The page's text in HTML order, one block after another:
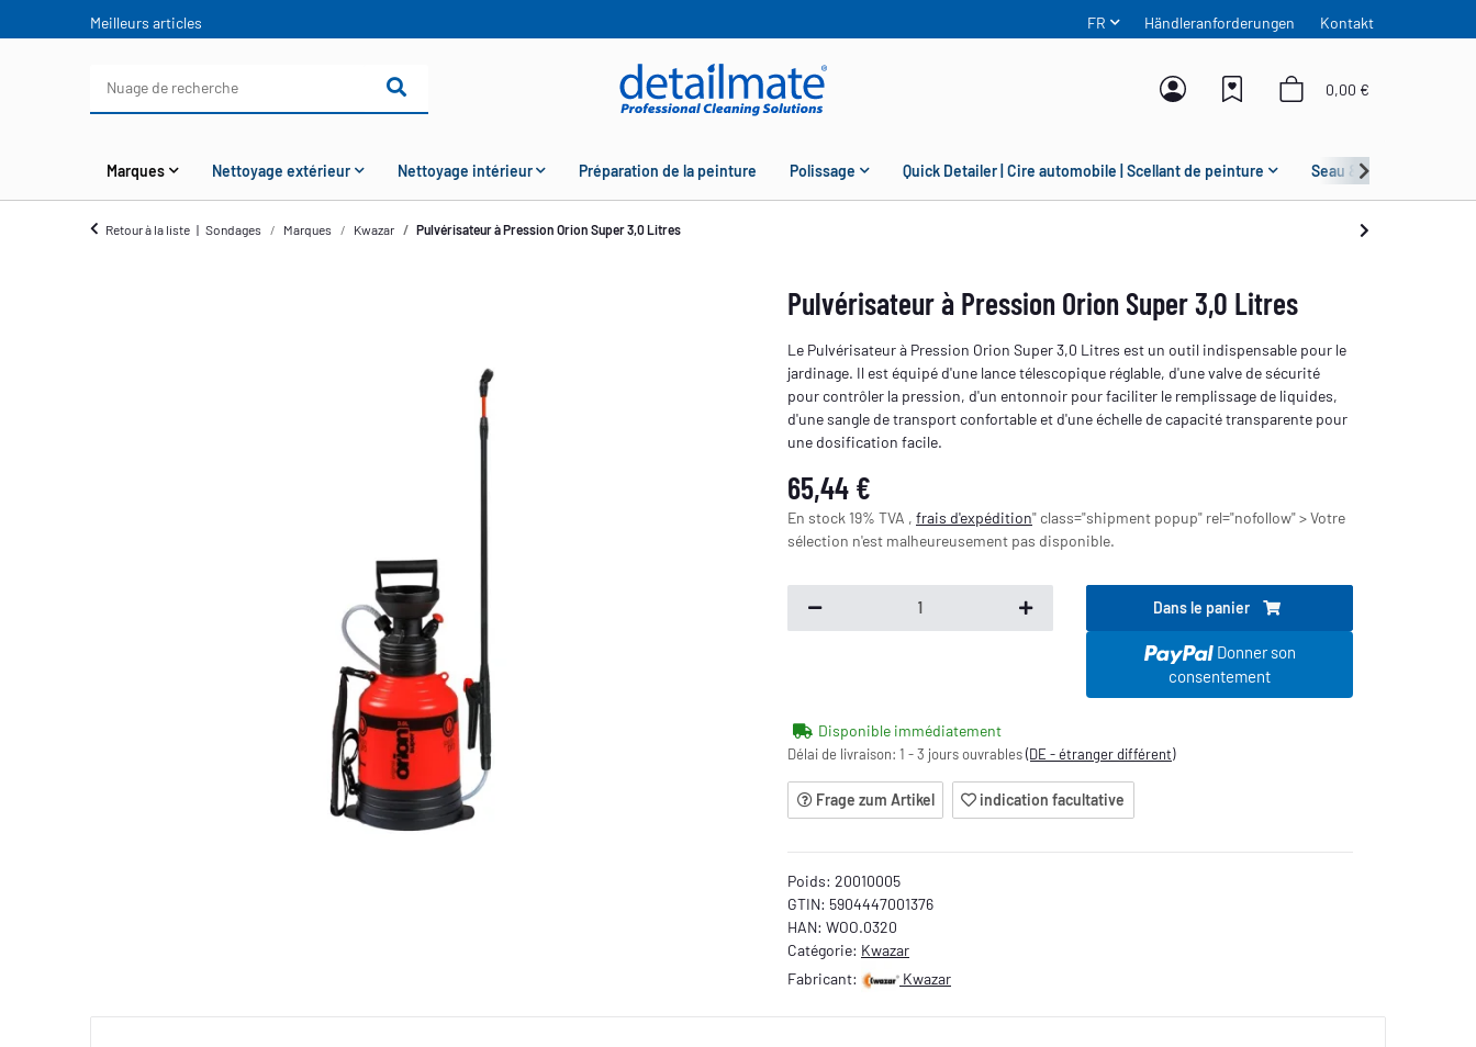
FR Händleranforderungen Kontakt
Meilleurs articles
0,00 €
Marques Nettoyage extérieur Nettoyage intérieur Préparation de la peinture Polissage Quick Detailer | Cire automobile | Scellant de peinture Seau & Grit Guard
Retour à la liste Sondages Marques Kwazar Pulvérisateur à Pression Orion Super 3,0 Litres
Pulvérisateur à Pression Orion Super 3,0 Litres
Le Pulvérisateur à Pression Orion Super 3,0 Litres est un outil indispensable pour le
jardinage. Il est équipé d'une lance télescopique réglable, d'une valve de sécurité
pour contrôler la pression, d'un entonnoir pour faciliter le remplissage de liquides,
d'une sangle de transport confortable et d'une échelle de capacité transparente pour
une dosification facile.
65,44 €
En stock 19% TVA , frais d'expédition" class="shipment popup" rel="nofollow" > Votre
sélection n'est malheureusement pas disponible.
Dans le panier
Donner son
consentement
Disponible immédiatement
Délai de livraison: 1 - 3 jours ouvrables(DE - étranger différent)
Frage zum Artikel indication facultative
Poids: 20010005
GTIN: 5904447001376
HAN: WOO.0320
Catégorie: Kwazar
Fabricant:
Kwazar